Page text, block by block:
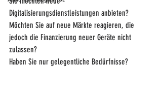
Digitalisierungsdienstleistungen anbieten?
Möchten Sie auf neue Märkte reagieren, die
jedoch die Finanzierung neuer Geräte nicht
zulassen?
Haben Sie nur gelegentliche Bedürfnisse?